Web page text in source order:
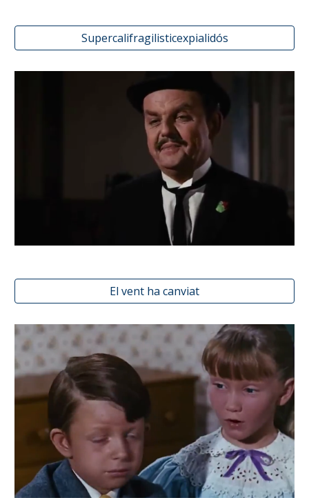
Supercalifragilisticexpialidós
El vent ha canviat